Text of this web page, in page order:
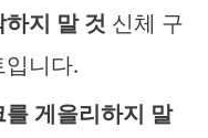
지 말 것 신체 구
니다.
게을리하지 말